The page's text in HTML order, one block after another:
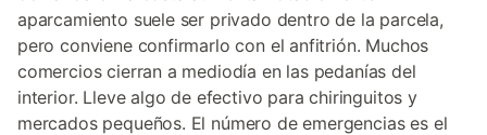
aparcamiento suele ser privado dentro de la parcela,
pero conviene confirmarlo con el anfitrión. Muchos
comercios cierran a mediodía en las pedanías del
interior. Lleve algo de efectivo para chiringuitos y
mercados pequeños. El número de emergencias es el